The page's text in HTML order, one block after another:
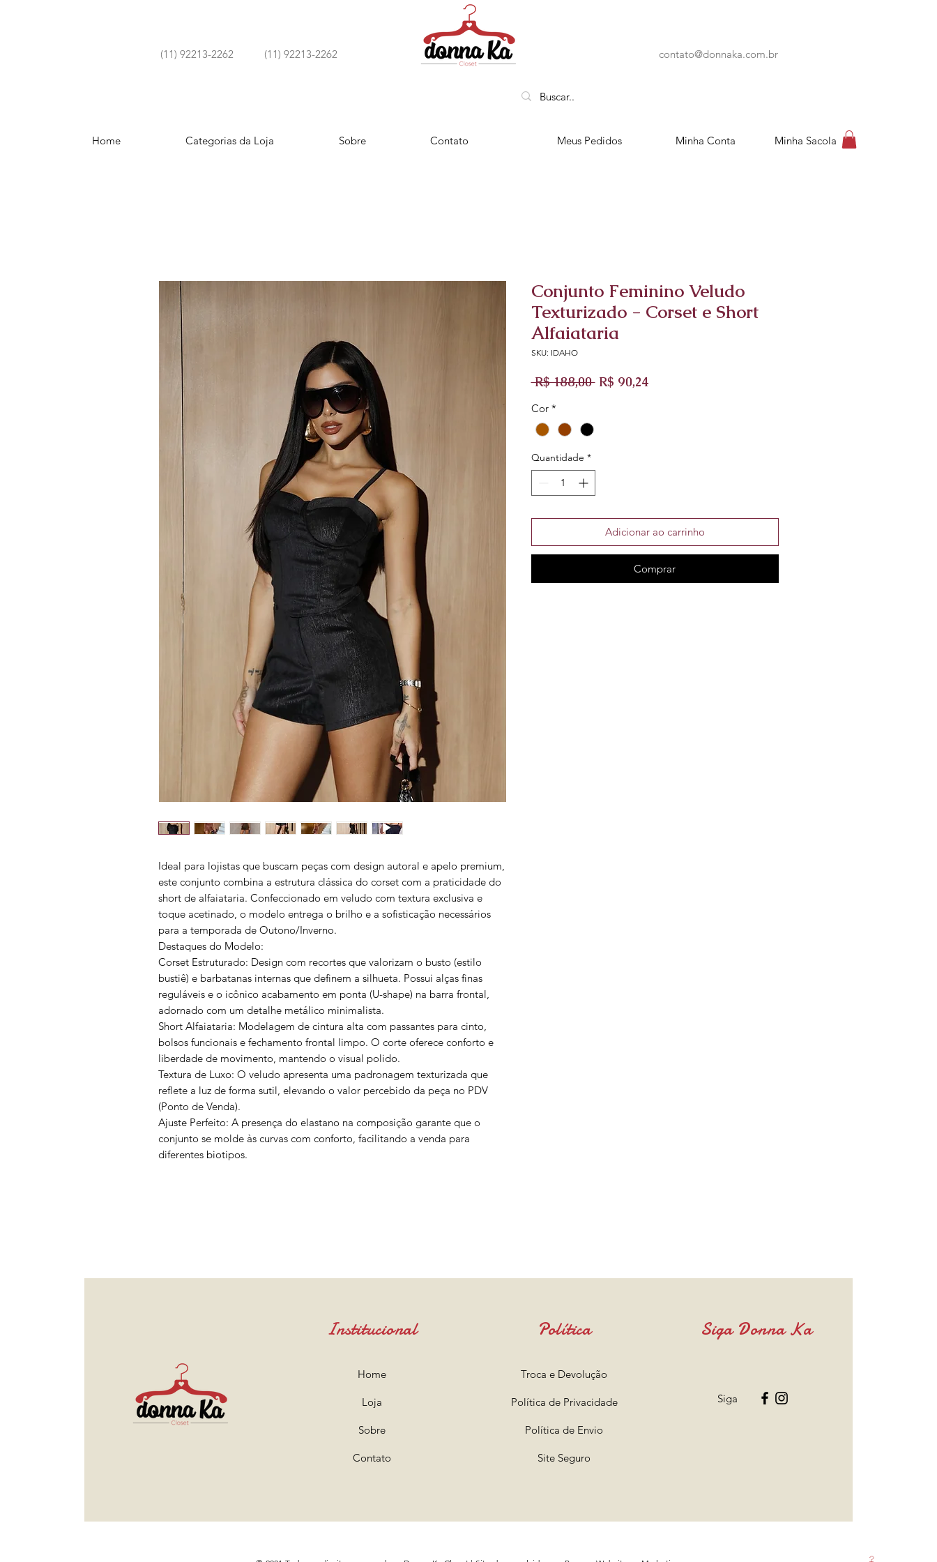
(11) 92213-2262 (11) 92213-2262 contato@donnaka.com.br
Home Categorias da Loja Sobre Contato Meus Pedidos Minha Conta Minha Sacola
Ideal para lojistas que buscam peças com design autoral e apelo premium,
este conjunto combina a estrutura clássica do corset com a praticidade do
short de alfaiataria. Confeccionado em veludo com textura exclusiva e
toque acetinado, o modelo entrega o brilho e a sofisticação necessários
para a temporada de Outono/Inverno.
Destaques do Modelo:
Corset Estruturado: Design com recortes que valorizam o busto (estilo
bustiê) e barbatanas internas que definem a silhueta. Possui alças finas
reguláveis e o icônico acabamento em ponta (U-shape) na barra frontal,
adornado com um detalhe metálico minimalista.
Short Alfaiataria: Modelagem de cintura alta com passantes para cinto,
bolsos funcionais e fechamento frontal limpo. O corte oferece conforto e
liberdade de movimento, mantendo o visual polido.
Textura de Luxo: O veludo apresenta uma padronagem texturizada que
reflete a luz de forma sutil, elevando o valor percebido da peça no PDV
(Ponto de Venda).
Ajuste Perfeito: A presença do elastano na composição garante que o
conjunto se molde às curvas com conforto, facilitando a venda para
diferentes biotipos.
Conjunto Feminino Veludo
Texturizado - Corset e Short
Alfaiataria
SKU: IDAHO
R$ 188,00 Preço
R$ 90,24Preço
Cor *
Quantidade *
Adicionar ao carrinho
Comprar
Institucional
Home
Loja
Sobre
Contato
Política
Troca e Devolução
Política de Privacidade
Política de Envio
Site Seguro
Siga Donna Ka
Siga